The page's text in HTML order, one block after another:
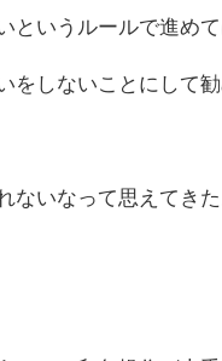
というルールで進めて
をしないことにして
ないなって思えてきた